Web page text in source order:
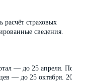
страховых
сведения.
— до 25 апреля.
— до 25 октября. 2024